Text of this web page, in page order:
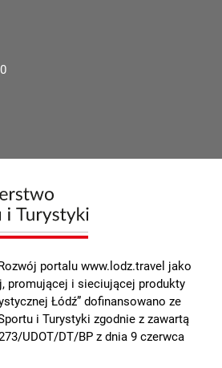
portalu www.lodz.travel jako
promującej i sieciującej produkty
Łódź” dofinansowano ze
i Turystyki zgodnie z zawartą
UDOT/DT/BP z dnia 9 czerwca